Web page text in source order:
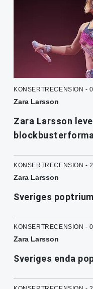
KONSERTRECENSION -
Zara Larsson
Zara Larsson
KONSERTRECENSION -
Zara Larsson
Sveriges
KONSERTRECENSION -
Zara Larsson
Sveriges enda